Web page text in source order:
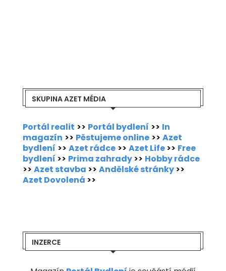
SKUPINA AZET MÉDIA
Portál realit >> Portál bydlení >> In
magazín >> Pěstujeme online >> Azet
bydlení >> Azet rádce >> Azet Life>> Free
bydlení >> Prima zahrady>> Hobby rádce
>> Azet stavba >> Andělské stránky>>
Azet Dovolená >>
INZERCE